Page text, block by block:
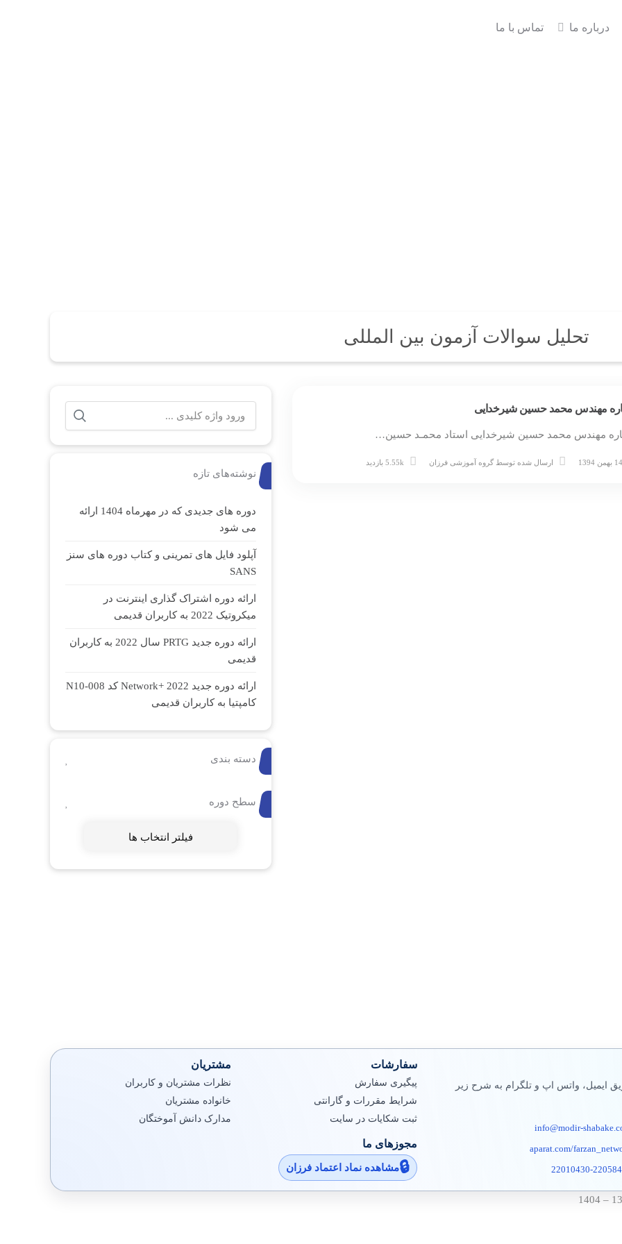
درباره ما تماس با ما
تحلیل سوالات آزمون بین المللی
مهندس محمد حسین شیرخدایی
مهندس محمد حسین شیرخدایی استاد محمـد حسین…
14 بهمن 1394 ارسال شده توسط گروه آموزشی فرزان
برای:
نوشته‌های تازه
دوره های جدیدی که در مهرماه 1404 ارائه
می شود
آپلود فایل های تمرینی و کتاب دوره های سنز
SANS
ارائه دوره اشتراک گذاری اینترنت در
میکروتیک 2022 به کاربران قدیمی
ارائه دوره جدید PRTG سال 2022 به کاربران
قدیمی
ارائه دوره جدید Network+ 2022 کد N10-008
کامپتیا به کاربران قدیمی
دسته بندی
سطح دوره
فیلتر انتخاب ها
ایمیل، واتس اپ و تلگرام به شرح زیر
info@modir-
aparat.com/
22010430-
سفارشات
پیگیری سفارش
شرایط مقررات و گارانتی
ثبت شکایات در سایت
مشتریان
نظرات مشتریان و کاربران
خانواده مشتریان
مدارک دانش آموختگان
مجوزهای ما
مشاهده نماد اعتماد فرزان